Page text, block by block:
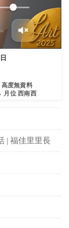
高度無資料
月位 西南西
| 福佳里里長